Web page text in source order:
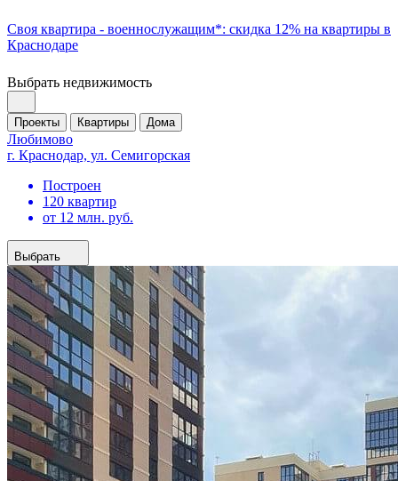
Своя квартира - военнослужащим*: скидка 12% на квартиры в
Краснодаре
Выбрать недвижимость
Проекты Квартиры Дома
Любимово
г. Краснодар, ул. Семигорская
Построен
120 квартир
от 12 млн. руб.
Выбрать